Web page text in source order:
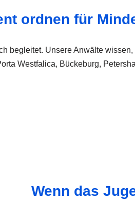
ordnen für
begleitet. Unsere Anwälte
Westfalica, Bückeburg,
Wenn das